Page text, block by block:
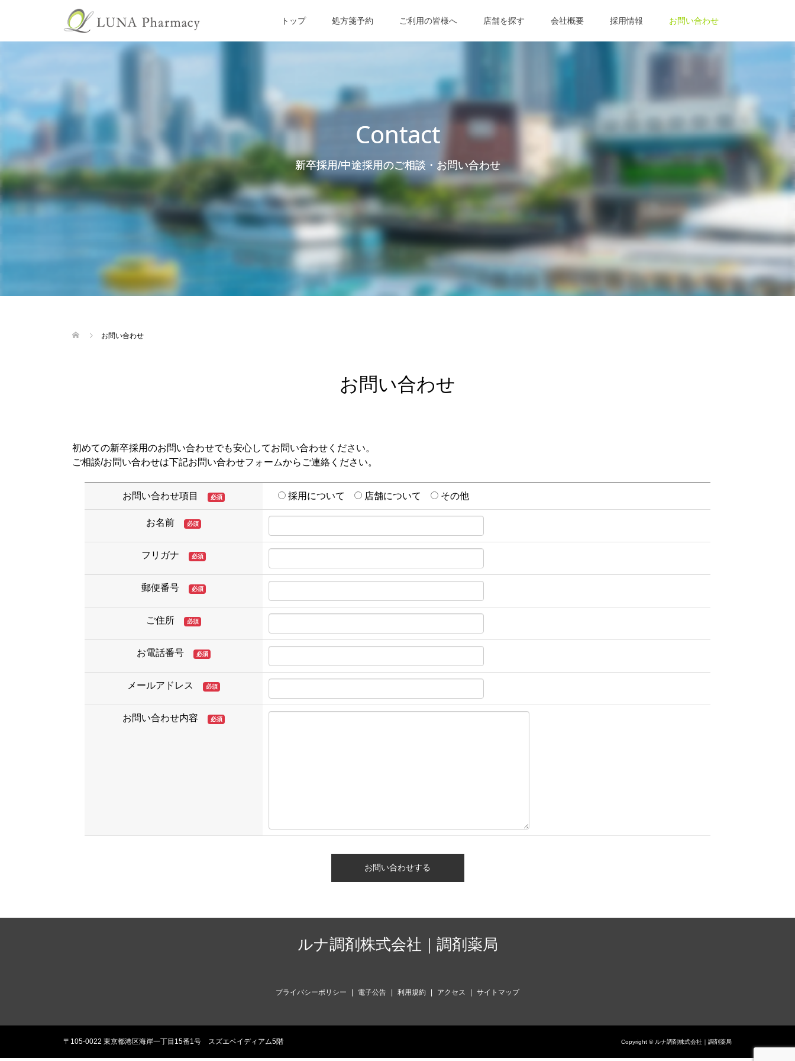
トップ 処方箋予約 ご利用の皆様へ 店舗を探す 会社概要 採用情報 お問い合わせ
Contact
新卒採用/中途採用のご相談・お問い合わせ
お問い合わせ
お問い合わせ
初めての新卒採用のお問い合わせでも安心してお問い合わせください。
ご相談/お問い合わせは下記お問い合わせフォームからご連絡ください。
お問い合わせ項目 必須 採用について 店舗について その他
お名前 必須
フリガナ 必須
郵便番号 必須
ご住所 必須
お電話番号 必須
メールアドレス 必須
お問い合わせ内容 必須
ルナ調剤株式会社｜調剤薬局
プライバシーポリシー 電子公告 利用規約 アクセス サイトマップ
〒105-0022 東京都港区海岸一丁目15番1号 スズエベイディアム5階 Copyright © ルナ調剤株式会社｜調剤薬局